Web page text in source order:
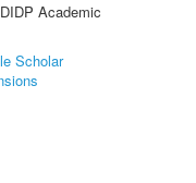
Academic
Scholar